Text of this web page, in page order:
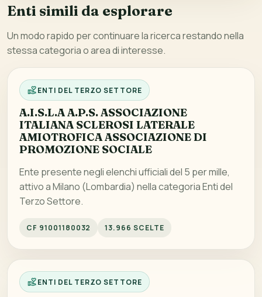
Enti simili da esplorare
Un modo rapido per continuare la ricerca restando nella
stessa categoria o area di interesse.
ENTI DEL TERZO SETTORE
A.I.S.L.A A.P.S. ASSOCIAZIONE
ITALIANA SCLEROSI LATERALE
AMIOTROFICA ASSOCIAZIONE DI
PROMOZIONE SOCIALE
Ente presente negli elenchi ufficiali del 5 per mille,
attivo a Milano (Lombardia) nella categoria Enti del
Terzo Settore.
CF 91001180032 13.966 SCELTE
ENTI DEL TERZO SETTORE